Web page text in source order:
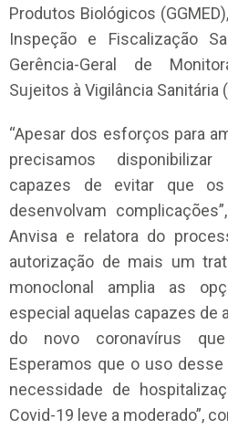
Produtos Biológicos
Inspeção e Fiscalização
Gerência-Geral de
Sujeitos à Vigilância Sanitária
“Apesar dos esforços para
precisamos
capazes de evitar que os
desenvolvam
Anvisa e relatora do
autorização de mais um
monoclonal amplia as
especial aquelas capazes de
do novo coronavírus
Esperamos que o uso
necessidade de
Covid-19 leve a moderado”,